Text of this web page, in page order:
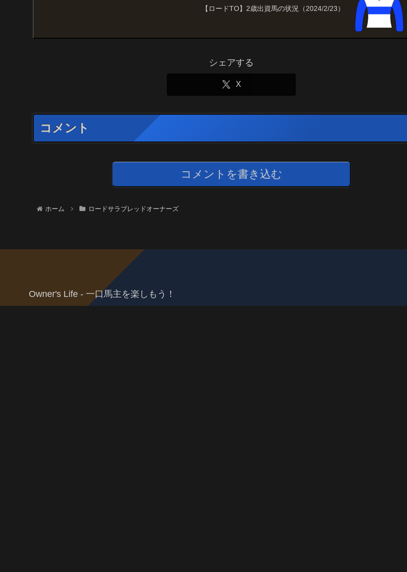
【ロードTO】2歳出資馬の状況（2024/2/23）
シェアする
X
コメント
コメントを書き込む
ホーム ロードサラブレッドオーナーズ
Owner's Life - 一口馬主を楽しもう！